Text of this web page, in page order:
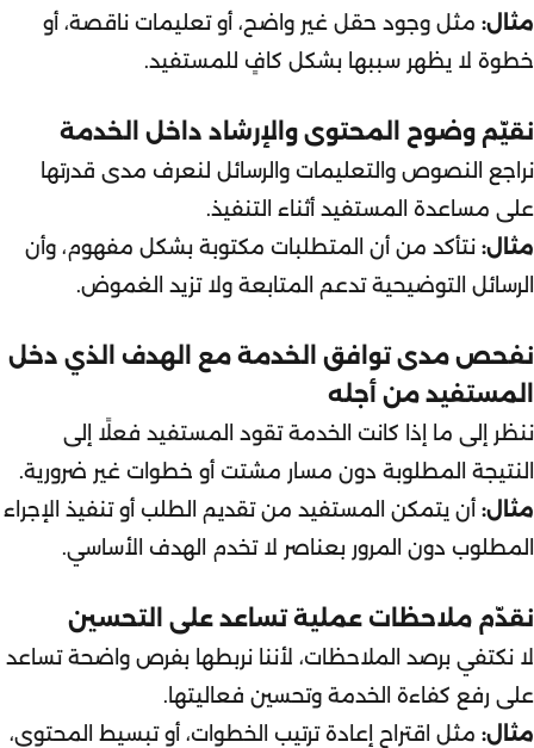
مثال: مثل وجود حقل غير واضح، أو تعليمات ناقصة، أو
خطوة لا يظهر سببها بشكل كافٍ للمستفيد.
نقيّم وضوح المحتوى والإرشاد داخل الخدمة
نراجع النصوص والتعليمات والرسائل لنعرف مدى قدرتها
على مساعدة المستفيد أثناء التنفيذ.
مثال: نتأكد من أن المتطلبات مكتوبة بشكل مفهوم، وأن
الرسائل التوضيحية تدعم المتابعة ولا تزيد الغموض.
نفحص مدى توافق الخدمة مع الهدف الذي دخل
المستفيد من أجله
ننظر إلى ما إذا كانت الخدمة تقود المستفيد فعلًا إلى
النتيجة المطلوبة دون مسار مشتت أو خطوات غير ضرورية.
مثال: أن يتمكن المستفيد من تقديم الطلب أو تنفيذ الإجراء
المطلوب دون المرور بعناصر لا تخدم الهدف الأساسي.
نقدّم ملاحظات عملية تساعد على التحسين
لا نكتفي برصد الملاحظات، لأننا نربطها بفرص واضحة تساعد
على رفع كفاءة الخدمة وتحسين فعاليتها.
مثال: مثل اقتراح إعادة ترتيب الخطوات، أو تبسيط المحتوى،